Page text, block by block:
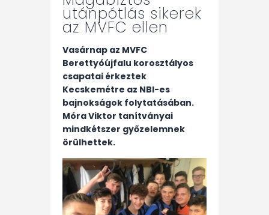
utánpótlás sikerek
az MVFC ellen
Vasárnap az MVFC
Berettyóújfalu korosztályos
csapatai érkeztek
Kecskemétre az NBI-es
bajnokságok folytatásában.
Móra Viktor tanítványai
mindkétszer győzelemnek
örülhettek.